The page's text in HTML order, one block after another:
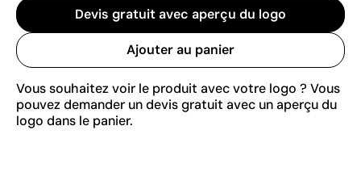
Devis gratuit avec aperçu du logo
Ajouter au panier
Vous souhaitez voir le produit avec votre logo ? Vous
pouvez demander un devis gratuit avec un aperçu du
logo dans le panier.